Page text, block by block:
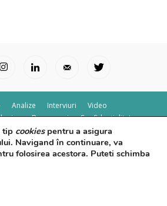
Analize Interviuri
Video
Despre noi Confidențialitate
Powered by Control F5
tip cookiespentru a asigura
Navigand în continuare, va
folosirea acestora. Puteti schimba